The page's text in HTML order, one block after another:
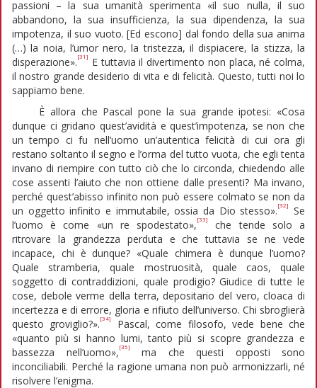
passioni – la sua umanità sperimenta «il suo nulla, il suo
abbandono, la sua insufficienza, la sua dipendenza, la sua
impotenza, il suo vuoto. [Ed escono] dal fondo della sua anima
(…) la noia, l’umor nero, la tristezza, il dispiacere, la stizza, la
disperazione». [31]
E tuttavia il divertimento non placa, né colma,
il nostro grande desiderio di vita e di felicità. Questo, tutti noi lo
sappiamo bene.
È allora che Pascal pone la sua grande ipotesi: «Cosa
dunque ci gridano quest’avidità e quest’impotenza, se non che
un tempo ci fu nell’uomo un’autentica felicità di cui ora gli
restano soltanto il segno e l’orma del tutto vuota, che egli tenta
invano di riempire con tutto ciò che lo circonda, chiedendo alle
cose assenti l’aiuto che non ottiene dalle presenti? Ma invano,
perché quest’abisso infinito non può essere colmato se non da
un oggetto infinito e immutabile, ossia da Dio stesso». [32]
Se
l’uomo è come «un re spodestato», [33]
che tende solo a
ritrovare la grandezza perduta e che tuttavia se ne vede
incapace, chi è dunque? «Quale chimera è dunque l’uomo?
Quale stramberia, quale mostruosità, quale caos, quale
soggetto di contraddizioni, quale prodigio? Giudice di tutte le
cose, debole verme della terra, depositario del vero, cloaca di
incertezza e di errore, gloria e rifiuto dell’universo. Chi sbroglierà
questo groviglio?». [34]
Pascal, come filosofo, vede bene che
«quanto più si hanno lumi, tanto più si scopre grandezza e
bassezza nell’uomo», [35]
ma che questi opposti sono
inconciliabili. Perché la ragione umana non può armonizzarli, né
risolvere l’enigma.